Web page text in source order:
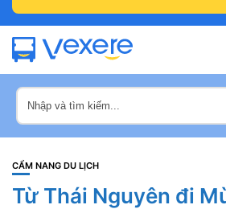
CẨM NANG DU LỊCH
Từ Thái Nguyên đi